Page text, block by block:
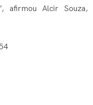
afirmou Alcir Souza,